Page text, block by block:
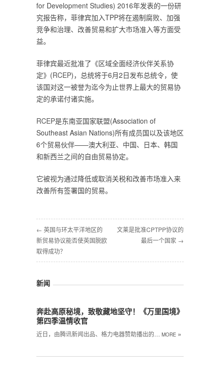
for Development Studies) 2016年发表的一份研
究报告称，菲律宾加入TPP将在遏制腐败、加强
竞争和治理、改善贸易和扩大市场准入等方面受
益。
菲律宾最近批准了《区域全面经济伙伴关系协
定》(RCEP)，总统将于6月2日发布总统令，使
该国对这一被誉为迄今为止世界上最大的贸易协
定的承诺付诸实施。
RCEP是东南亚国家联盟(Association of
Southeast Asian Nations)所有成员国以及该地区
6个贸易伙伴——澳大利亚、中国、日本、韩国
和新西兰之间的自由贸易协定。
它被视为通过降低或取消关税和改善市场准入来
改善所有签署国的贸易。
← 英国与环太平洋地区的
新贸易协议能否使英国脱欧
取得成功？
文莱是批准CPTPP协议的
最后一个国家 →
新闻
奔赴高原秘境，致敬藏地坚守！《万里国境》
第四季温情收官
近日，由腾讯新闻出品、格力电器赞助播出的… MORE »